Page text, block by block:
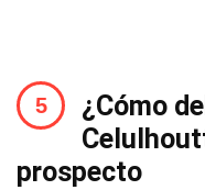
¿Cómo
prospecto